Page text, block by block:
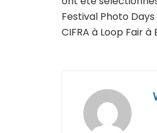
Festival Photo
CIFRA à Loop Fair